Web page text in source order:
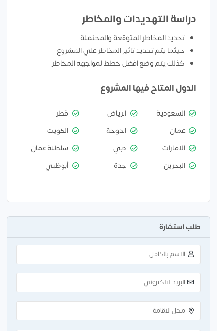
دراسة التهديدات والمخاطر
تحديد المخاطر المتوقعة والمحتملة
حيثما يتم تحديد تاثير المخاطر علي المشروع
كذلك يتم وضع افضل خطط لمواجهه المخاطر
الدول المتاح فيها المشروع
السعودية الرياض
قطر
عمان
الدوحة
الكويت
الامارات
دبي
سلطنة عمان
البحرين
جدة أبوظبي
طلب استشارة